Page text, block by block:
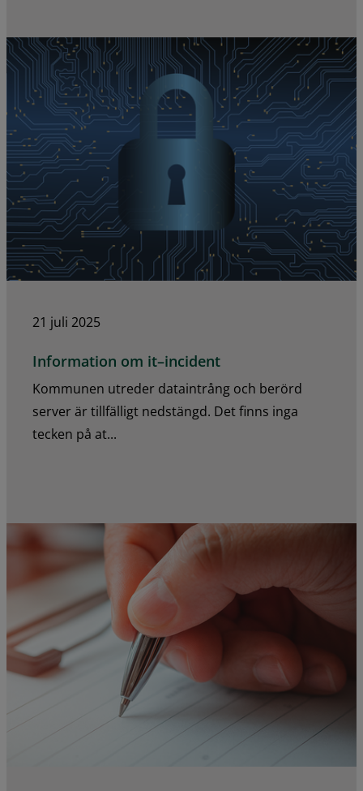
21 juli 2025
Information om it–incident
Kommunen utreder dataintrång och berörd
server är tillfälligt nedstängd. Det finns inga
tecken på at...